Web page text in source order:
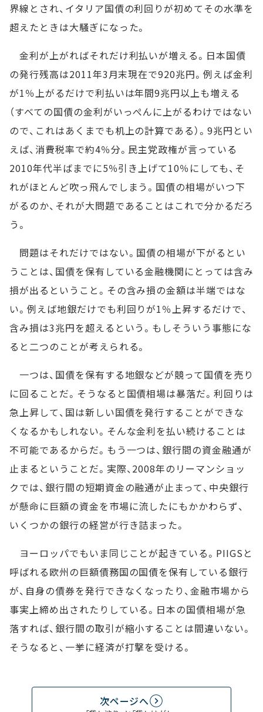
界線とされ、イタリア国債の利回りが初めてその水準を
超えたときは大騒ぎになった。
金利が上がればそれだけ利払いが増える。日本国債
の発行残高は2011年3月末現在で920兆円。例えば金利
が1％上がるだけで利払いは年間9兆円以上も増える
（すべての国債の金利がいっぺんに上がるわけではない
ので、これはあくまでも机上の計算である）。9兆円とい
えば、消費税率で約4％分。民主党政権が言っている
2010年代半ばまでに5％引き上げて10％にしても、そ
れがほとんど吹っ飛んでしまう。国債の相場がいつ下
がるのか、それが大問題であることはこれで分かるだろ
う。
問題はそれだけではない。国債の相場が下がるとい
うことは、国債を保有している金融機関にとっては含み
損が出るということ。その含み損の金額は半端ではな
い。例えば地銀だけでも利回りが1％上昇するだけで、
含み損は3兆円を超えるという。もしそういう事態にな
ると二つのことが考えられる。
一つは、国債を保有する地銀などが競って国債を売り
に回ることだ。そうなると国債相場は暴落だ。利回りは
急上昇して、国は新しい国債を発行することができな
くなるかもしれない。そんな金利を払い続けることは
不可能であるからだ。もう一つは、銀行間の資金融通が
止まるということだ。実際、2008年のリーマンショッ
クでは、銀行間の短期資金の融通が止まって、中央銀行
が懸命に巨額の資金を市場に流したにもかかわらず、
いくつかの銀行の経営が行き詰まった。
ヨーロッパでもいま同じことが起きている。PIIGSと
呼ばれる欧州の巨額債務国の国債を保有している銀行
が、自身の債券を発行できなくなったり、金融市場から
事実上締め出されたりしている。日本の国債相場が急
落すれば、銀行間の取引が縮小することは間違いない。
そうなると、一挙に経済が打撃を受ける。
次ページへ